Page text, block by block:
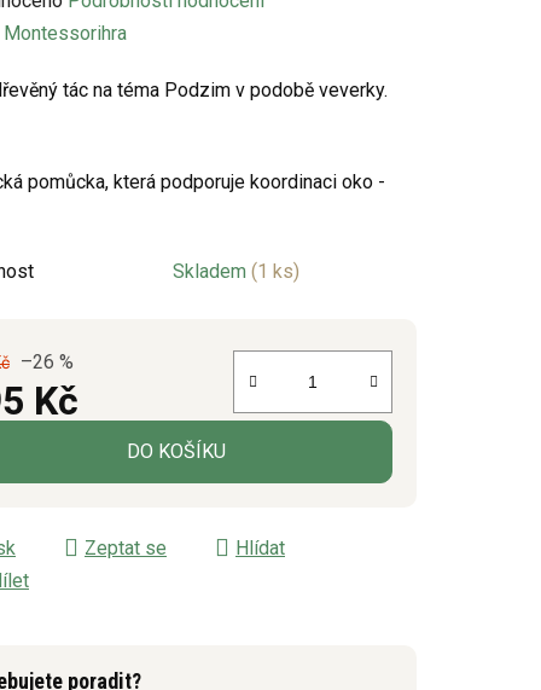
Montessorihra
tác na téma Podzim v podobě veverky.
pomůcka, která podporuje koordinaci oko -
Skladem (1 ks)
–26 %
Kč
cena:
DO KOŠÍKU
Zeptat se
Hlídat
poradit?